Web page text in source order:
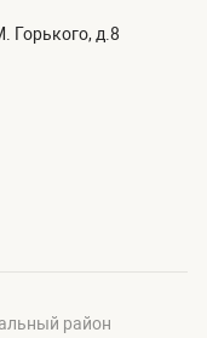
Горького, д.8
район